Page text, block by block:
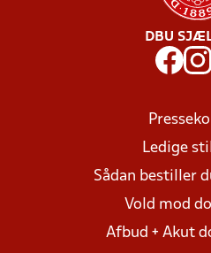
DBU
Ledige
Sådan bestiller
Vold mod
Afbud + Akut